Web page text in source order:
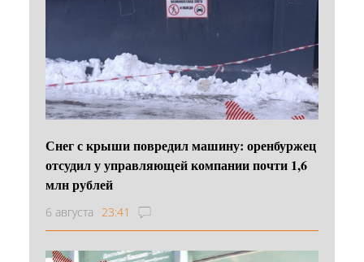
Снег с крыши повредил машину: оренбуржец
отсудил у управляющей компании почти 1,6
млн рублей
6 августа 23:41